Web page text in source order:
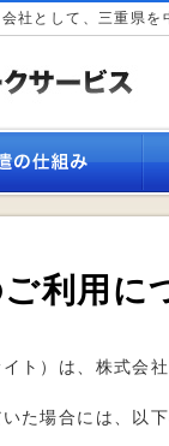
社として、三重県を
利用に
ト）は、株式会
た場合には、以